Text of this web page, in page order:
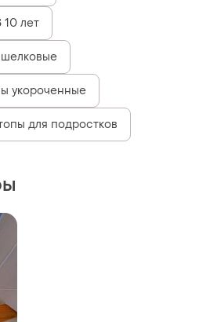
лет
укороченные
для подростков